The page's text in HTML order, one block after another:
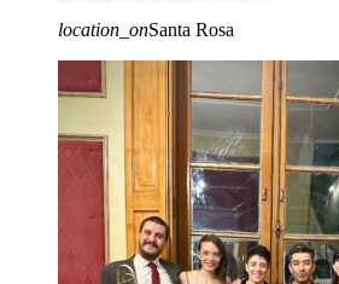
location_onSanta Rosa